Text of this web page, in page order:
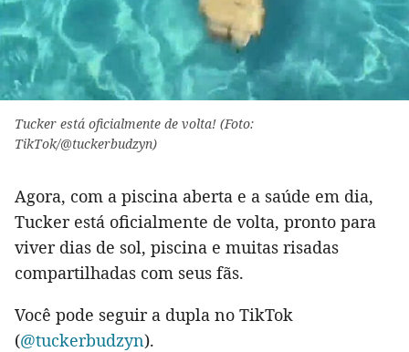
Tucker está oficialmente de volta! (Foto:
TikTok/@tuckerbudzyn)
Agora, com a piscina aberta e a saúde em dia,
Tucker está oficialmente de volta, pronto para
viver dias de sol, piscina e muitas risadas
compartilhadas com seus fãs.
Você pode seguir a dupla no TikTok
(@tuckerbudzyn).